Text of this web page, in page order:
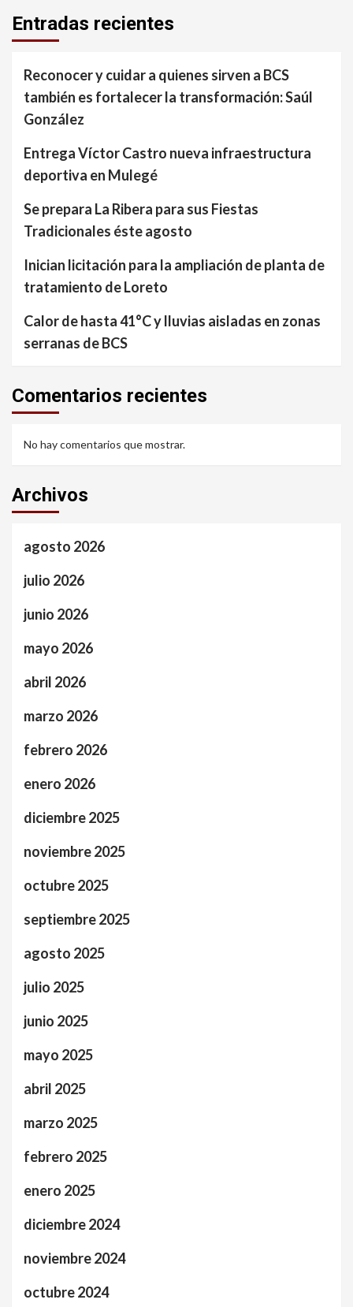
Entradas recientes
Reconocer y cuidar a quienes sirven a BCS
también es fortalecer la transformación: Saúl
González
Entrega Víctor Castro nueva infraestructura
deportiva en Mulegé
Se prepara La Ribera para sus Fiestas
Tradicionales éste agosto
Inician licitación para la ampliación de planta de
tratamiento de Loreto
Calor de hasta 41°C y lluvias aisladas en zonas
serranas de BCS
Comentarios recientes
No hay comentarios que mostrar.
Archivos
agosto 2026
julio 2026
junio 2026
mayo 2026
abril 2026
marzo 2026
febrero 2026
enero 2026
diciembre 2025
noviembre 2025
octubre 2025
septiembre 2025
agosto 2025
julio 2025
junio 2025
mayo 2025
abril 2025
marzo 2025
febrero 2025
enero 2025
diciembre 2024
noviembre 2024
octubre 2024